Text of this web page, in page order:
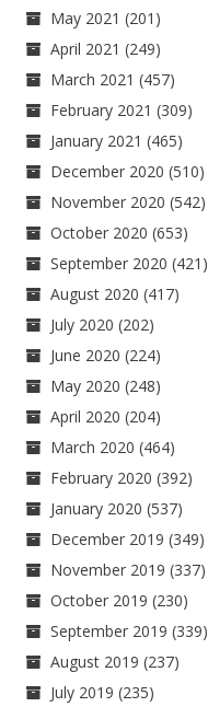
May 2021 (201)
April 2021 (249)
March 2021 (457)
February 2021 (309)
January 2021 (465)
December 2020 (510)
November 2020 (542)
October 2020 (653)
September 2020 (421)
August 2020 (417)
July 2020 (202)
June 2020 (224)
May 2020 (248)
April 2020 (204)
March 2020 (464)
February 2020 (392)
January 2020 (537)
December 2019 (349)
November 2019 (337)
October 2019 (230)
September 2019 (339)
August 2019 (237)
July 2019 (235)